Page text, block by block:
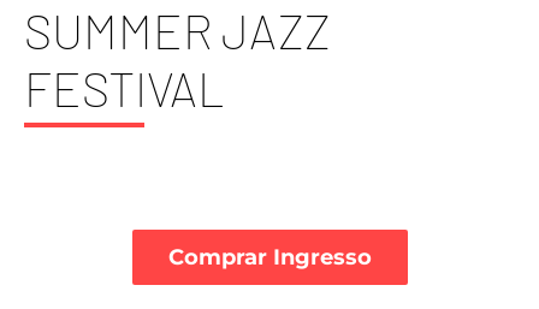
SUMMER JAZZ
FESTIVAL
Comprar Ingresso